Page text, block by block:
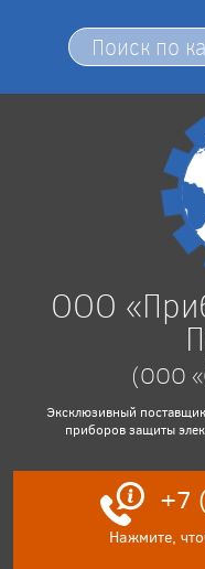
ООО
(ООО
Эксклюзивный
приборов защиты
+7
Нажмите,